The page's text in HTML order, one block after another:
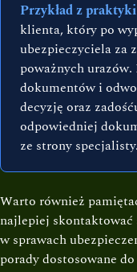
Przykład z
klienta, który po
ubezpieczyciela za
poważnych
dokumentów i
decyzję oraz
odpowiedniej
ze strony specjalisty.
Warto również
najlepiej
w sprawach
porady dostosowane